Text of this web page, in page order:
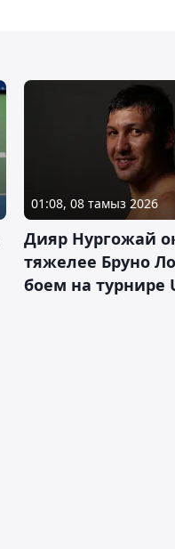
01:08, 08 тамыз 2026
Дияр Нургожай
тяжелее Бруно
боем на турнире